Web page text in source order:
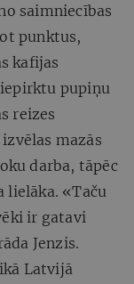
saimniecības
punktus,
kafijas
pupiņu
reizes
mazās
darba, tāpēc
lielāka. «Taču
ir gatavi
Jenzis.
Latvijā